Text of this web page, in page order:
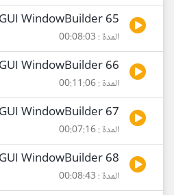
65 JAVA Swing GUI WindowBuilder
المدة : 00:08:03
66 JAVA Swing GUI WindowBuilder
المدة : 00:11:06
67 JAVA Swing GUI WindowBuilder
المدة : 00:07:16
68 JAVA Swing GUI WindowBuilder
المدة : 00:08:43